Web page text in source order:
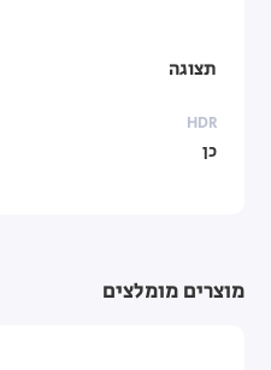
תצוגה
HDR
כן
מוצרים מומלצים